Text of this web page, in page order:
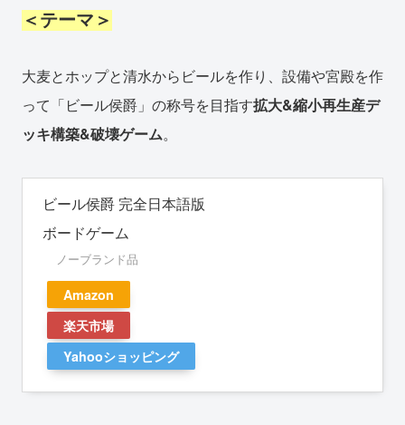
＜テーマ＞
大麦とホップと清水からビールを作り、設備や宮殿を作
って「ビール侯爵」の称号を目指す拡大&縮小再生産デ
ッキ構築&破壊ゲーム。
ビール侯爵 完全日本語版
ボードゲーム
ノーブランド品
Amazon
楽天市場
Yahooショッピング